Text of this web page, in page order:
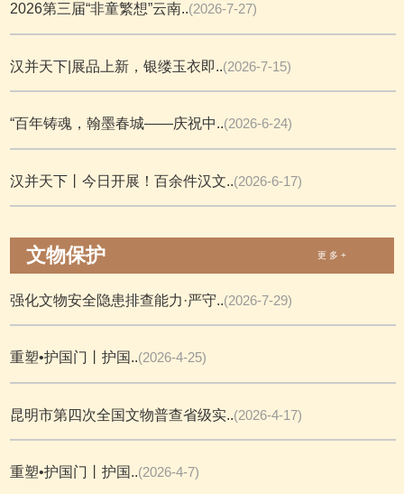
2026第三届“非童繁想”云南..(2026-7-27)
汉并天下|展品上新，银缕玉衣即..(2026-7-15)
“百年铸魂，翰墨春城——庆祝中..(2026-6-24)
汉并天下丨今日开展！百余件汉文..(2026-6-17)
文物保护 更 多 +
强化文物安全隐患排查能力·严守..(2026-7-29)
重塑•护国门丨护国..(2026-4-25)
昆明市第四次全国文物普查省级实..(2026-4-17)
重塑•护国门丨护国..(2026-4-7)